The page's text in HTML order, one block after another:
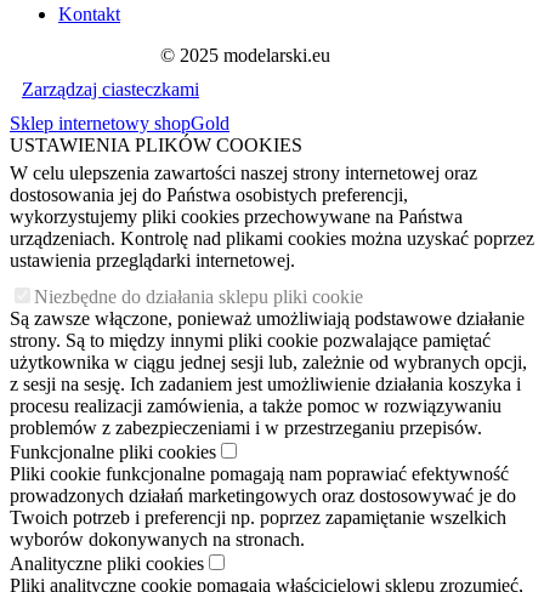
Kontakt
© 2025 modelarski.eu
Zarządzaj ciasteczkami
Sklep internetowy shopGold
USTAWIENIA PLIKÓW COOKIES
W celu ulepszenia zawartości naszej strony internetowej oraz
dostosowania jej do Państwa osobistych preferencji,
wykorzystujemy pliki cookies przechowywane na Państwa
urządzeniach. Kontrolę nad plikami cookies można uzyskać poprzez
ustawienia przeglądarki internetowej.
Niezbędne do działania sklepu pliki cookie
Są zawsze włączone, ponieważ umożliwiają podstawowe działanie
strony. Są to między innymi pliki cookie pozwalające pamiętać
użytkownika w ciągu jednej sesji lub, zależnie od wybranych opcji,
z sesji na sesję. Ich zadaniem jest umożliwienie działania koszyka i
procesu realizacji zamówienia, a także pomoc w rozwiązywaniu
problemów z zabezpieczeniami i w przestrzeganiu przepisów.
Funkcjonalne pliki cookies
Pliki cookie funkcjonalne pomagają nam poprawiać efektywność
prowadzonych działań marketingowych oraz dostosowywać je do
Twoich potrzeb i preferencji np. poprzez zapamiętanie wszelkich
wyborów dokonywanych na stronach.
Analityczne pliki cookies
Pliki analityczne cookie pomagają właścicielowi sklepu zrozumieć,